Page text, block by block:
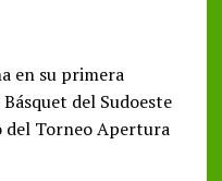
en su primera
del Sudoeste
del Torneo Apertura